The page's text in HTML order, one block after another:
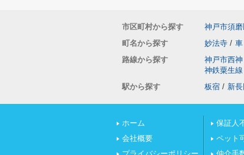
市区町村から探す 神戸市須
町名から探す
妙法寺 / 車
路線から探す
神戸市西
神鉄粟生線
駅から探す
板宿 / 新長
ホーム
会社概要
保証人
ペット